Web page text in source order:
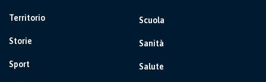
Territorio
Storie
Sport
Scuola
Sanità
Salute